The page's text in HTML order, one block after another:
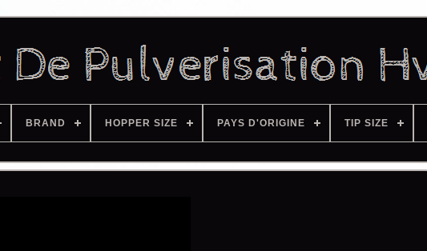
BRAND HOPPER SIZE PAYS D'ORIGINE TIP SIZE